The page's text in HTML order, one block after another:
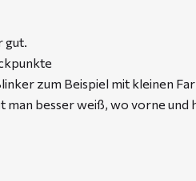
gut.
zum Beispiel mit kleinen
man besser weiß, wo vorne und